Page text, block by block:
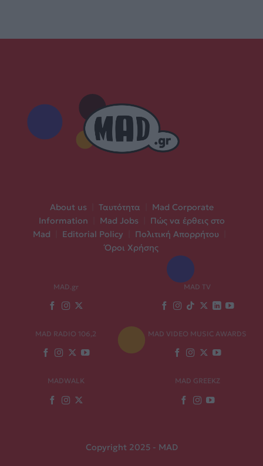
About us Ταυτότητα
Mad Corporate
Information
Mad Jobs
Πώς να έρθεις στο
Mad
Editorial Policy Πολιτική Απορρήτου
Όροι Χρήσης
MAD.gr MAD TV
MAD RADIO 106,2 MAD VIDEO MUSIC AWARDS
MADWALK MAD GREEKZ
Copyright 2025 - MAD